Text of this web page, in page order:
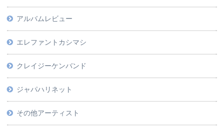
アルバムレビュー
エレファントカシマシ
クレイジーケンバンド
ジャパハリネット
その他アーティスト